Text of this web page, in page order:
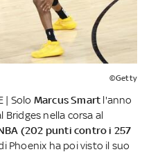
©Getty
| Solo Marcus Smart l'anno
Bridges nella corsa al
(202 punti contro i 257
Phoenix ha poi visto il suo